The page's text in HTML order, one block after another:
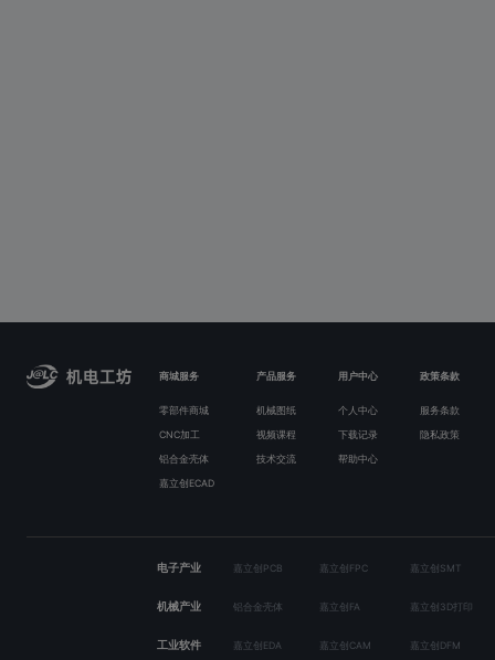
商城服务 产品服务 用户中心 政策条款
零部件商城 机械图纸 个人中心 服务条款
CNC加工 视频课程 下载记录 隐私政策
铝合金壳体 技术交流 帮助中心
嘉立创ECAD
电子产业 嘉立创PCB 嘉立创FPC 嘉立创SMT
机械产业 铝合金壳体 嘉立创FA 嘉立创3D打印
工业软件 嘉立创EDA 嘉立创CAM 嘉立创DFM